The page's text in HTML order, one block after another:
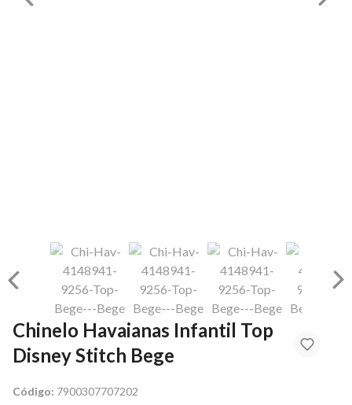
Chinelo Havaianas Infantil Top
Disney Stitch Bege
Código: 7900307707202